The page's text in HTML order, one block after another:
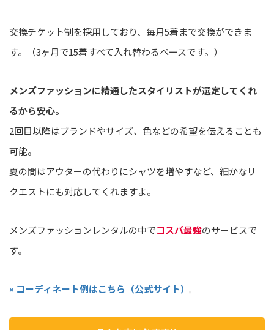
交換チケット制を採用しており、毎月5着まで交換ができま
す。（3ヶ月で15着すべて入れ替わるペースです。）
メンズファッションに精通したスタイリストが選定してくれ
るから安心。
2回目以降はブランドやサイズ、色などの希望を伝えることも
可能。
夏の間はアウターの代わりにシャツを増やすなど、細かなリ
クエストにも対応してくれますよ。
メンズファッションレンタルの中でコスパ最強のサービスで
す。
» コーディネート例はこちら（公式サイト）